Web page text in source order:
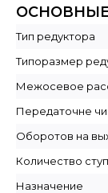
ОСНОВНЫЕ
Тип редуктора
Типоразмер
Межосевое
Передаточне
Оборотов на
Количество
Назначение